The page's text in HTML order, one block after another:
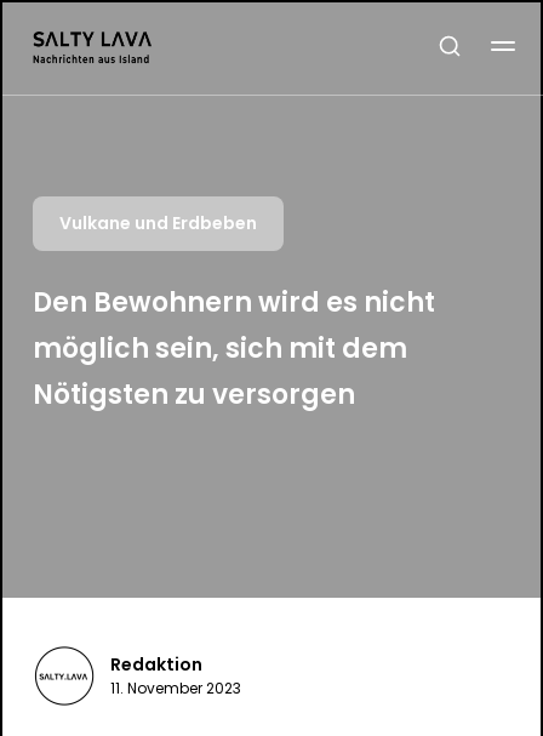
Vulkane und Erdbeben
Den Bewohnern wird es nicht
möglich sein, sich mit dem
Nötigsten zu versorgen
Redaktion
11. November 2023